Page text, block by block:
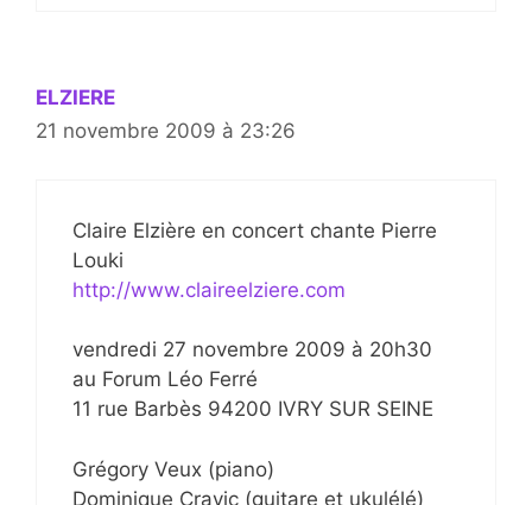
ELZIERE
21 novembre 2009 à 23:26
Claire Elzière en concert chante Pierre
Louki
http://www.claireelziere.com
vendredi 27 novembre 2009 à 20h30
au Forum Léo Ferré
11 rue Barbès 94200 IVRY SUR SEINE
Grégory Veux (piano)
Dominique Cravic (guitare et ukulélé)